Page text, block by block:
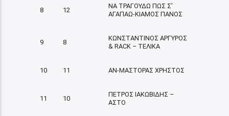
8 12
ΝΑ ΤΡΑΓΟΥΔΩ ΠΩΣ Σ’
ΑΓΑΠΑΩ-ΚΙΑΜΟΣ ΠΑΝΟΣ
9 8
ΚΩΝΣΤΑΝΤΙΝΟΣ ΑΡΓΥΡΟΣ
& RACK – ΤΕΛΙΚΑ
10 11 ΑΝ-ΜΑΣΤΟΡΑΣ ΧΡΗΣΤΟΣ
11 10
ΠΕΤΡΟΣ ΙΑΚΩΒΙΔΗΣ –
ΑΣΤΟ